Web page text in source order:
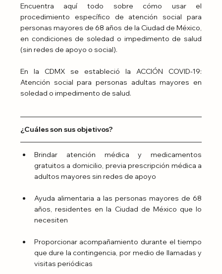
Encuentra aquí todo sobre cómo usar el
procedimiento específico de atención social para
personas mayores de 68 años de la Ciudad de México,
en condiciones de soledad o impedimento de salud
(sin redes de apoyo o social).
En la CDMX se estableció la ACCIÓN COVID-19:
Atención social para personas adultas mayores en
soledad o impedimento de salud.
¿Cuáles son sus objetivos?
Brindar atención médica y medicamentos
gratuitos a domicilio, previa prescripción médica a
adultos mayores sin redes de apoyo
Ayuda alimentaria a las personas mayores de 68
años, residentes en la Ciudad de México que lo
necesiten
Proporcionar acompañamiento durante el tiempo
que dure la contingencia, por medio de llamadas y
visitas periódicas